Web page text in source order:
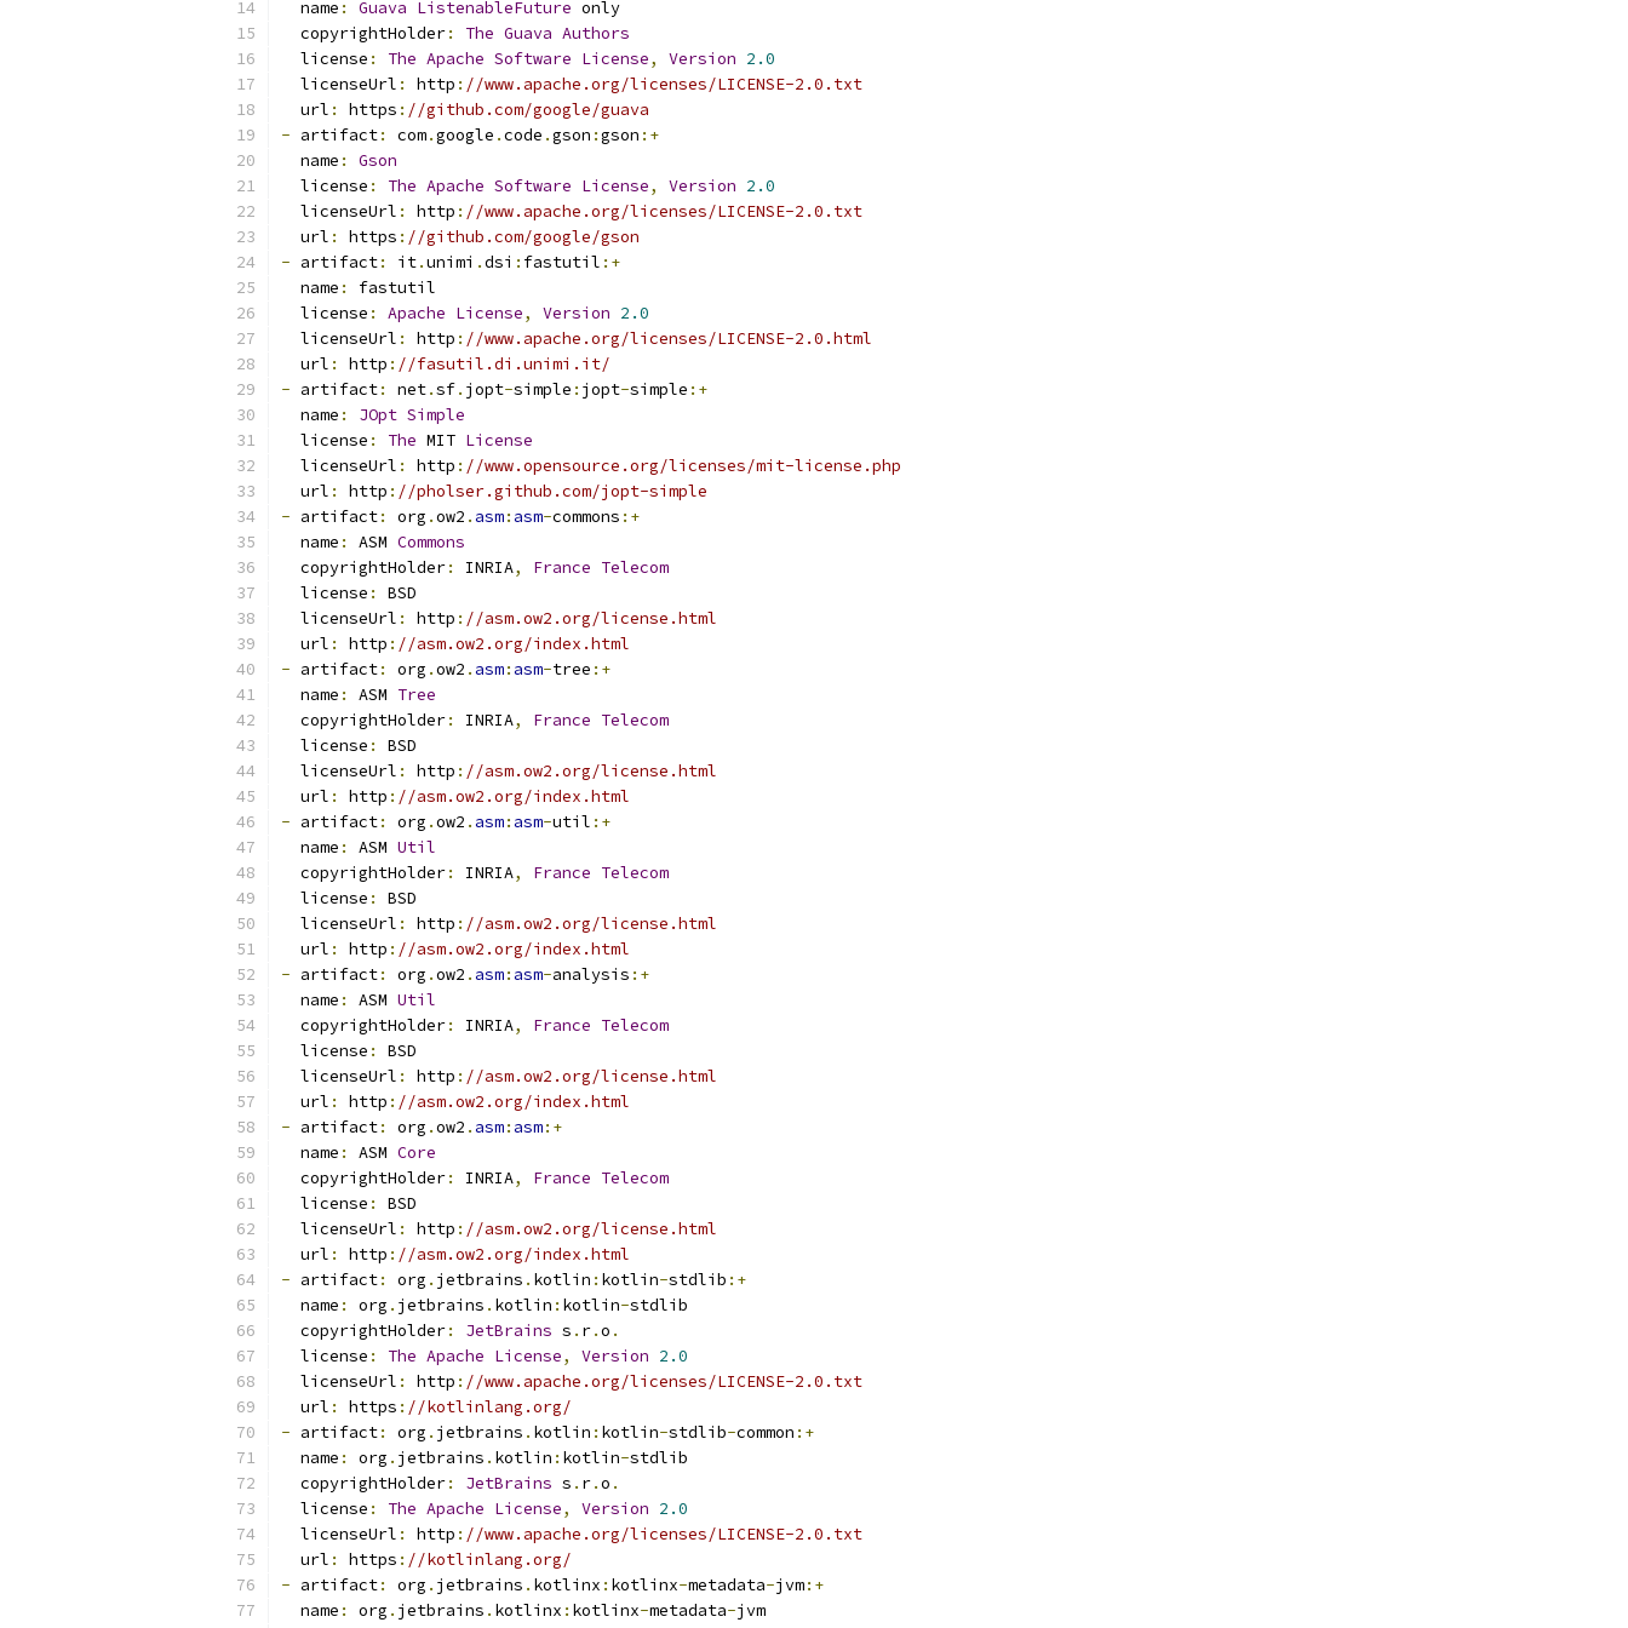
  name
: Guava ListenableFuture only
  copyrightHolder
: The Guava Authors
  license
: The Apache Software License, Version 2.0
  licenseUrl
: http : //www.apache.org/licenses/LICENSE-2.0.txt
  url
: https : //github.com/google/guava
- artifact: com.google .code .gson :gson :+
  name
:
Gson
  license
: The Apache Software License, Version 2.0
  licenseUrl
: http : //www.apache.org/licenses/LICENSE-2.0.txt
  url
: https : //github.com/google/gson
- artifact: it.unimi .dsi : fastutil :+
  name
:
fastutil
  license
: Apache License, Version 2.0
  licenseUrl
: http : //www.apache.org/licenses/LICENSE-2.0.html
  url
: http : //fasutil.di.unimi.it/
- artifact: net.sf. jopt-simple : jopt-simple :+
  name
: JOpt Simple
  license
: The MIT License
  licenseUrl
: http : //www.opensource.org/licenses/mit-license.php
  url
: http : //pholser.github.com/jopt-simple
- artifact: org .ow2 . asm: asm-commons :+
  name
: ASM Commons
  copyrightHolder
: INRIA, France Telecom
  license
:
BSD
  licenseUrl
: http : //asm.ow2.org/license.html
  url
: http : //asm.ow2.org/index.html
- artifact: org .ow2 . asm: asm-tree :+
  name
: ASM Tree
  copyrightHolder
: INRIA, France Telecom
  license
:
BSD
  licenseUrl
: http : //asm.ow2.org/license.html
  url
: http : //asm.ow2.org/index.html
- artifact: org .ow2 . asm: asm-util :+
  name
: ASM Util
  copyrightHolder
: INRIA, France Telecom
  license
:
BSD
  licenseUrl
: http : //asm.ow2.org/license.html
  url
: http : //asm.ow2.org/index.html
- artifact: org .ow2 . asm: asm-analysis :+
  name
: ASM Util
  copyrightHolder
: INRIA, France Telecom
  license
:
BSD
  licenseUrl
: http : //asm.ow2.org/license.html
  url
: http : //asm.ow2.org/index.html
- artifact: org .ow2 . asm: asm:+
  name
: ASM Core
  copyrightHolder
: INRIA, France Telecom
  license
:
BSD
  licenseUrl
: http : //asm.ow2.org/license.html
  url
: http : //asm.ow2.org/index.html
- artifact: org . jetbrains . kotlin : kotlin-stdlib :+
  name
: org . jetbrains . kotlin : kotlin-stdlib
  copyrightHolder
: JetBrains s . r.o .
  license
: The Apache License, Version 2.0
  licenseUrl
: http : //www.apache.org/licenses/LICENSE-2.0.txt
  url
: https : //kotlinlang.org/
- artifact: org . jetbrains . kotlin : kotlin-stdlib-common :+
  name
: org . jetbrains . kotlin : kotlin-stdlib
  copyrightHolder
: JetBrains s . r.o .
  license
: The Apache License, Version 2.0
  licenseUrl
: http : //www.apache.org/licenses/LICENSE-2.0.txt
  url
: https : //kotlinlang.org/
- artifact: org . jetbrains . kotlinx : kotlinx-metadata-jvm:+
  name
: org . jetbrains . kotlinx : kotlinx-metadata-jvm